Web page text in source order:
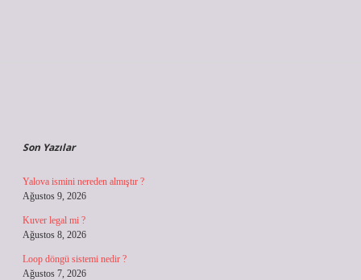
Son Yazılar
Yalova ismini nereden almıştır ?
Ağustos 9, 2026
Kuver legal mi ?
Ağustos 8, 2026
Loop döngü sistemi nedir ?
Ağustos 7, 2026